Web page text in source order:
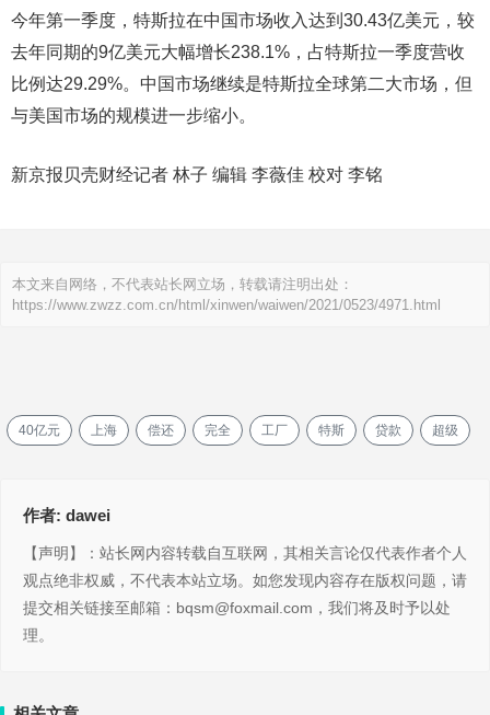
今年第一季度，特斯拉在中国市场收入达到30.43亿美元，较
去年同期的9亿美元大幅增长238.1%，占特斯拉一季度营收
比例达29.29%。中国市场继续是特斯拉全球第二大市场，但
与美国市场的规模进一步缩小。
新京报贝壳财经记者 林子 编辑 李薇佳 校对 李铭
本文来自网络，不代表站长网立场，转载请注明出处：
https://www.zwzz.com.cn/html/xinwen/waiwen/2021/0523/4971.html
40亿元 上海 偿还 完全 工厂 特斯 贷款 超级
作者: dawei
【声明】：站长网内容转载自互联网，其相关言论仅代表作者个人
观点绝非权威，不代表本站立场。如您发现内容存在版权问题，请
提交相关链接至邮箱：bqsm@foxmail.com，我们将及时予以处
理。